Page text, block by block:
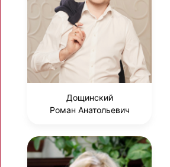
Дощинский
Роман Анатольевич